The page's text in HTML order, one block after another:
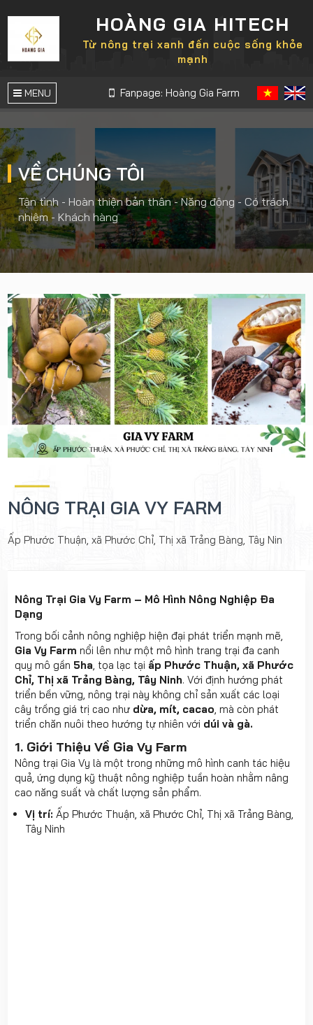
HOÀNG GIA HITECH
Từ nông trại xanh đến cuộc sống khỏe
mạnh
MENU Fanpage: Hoàng Gia Farm
VỀ CHÚNG TÔI
Tận tình - Hoàn thiện bản thân - Năng động - Có trách
nhiệm - Khách hàng
NÔNG TRẠI GIA VY FARM
Ấp Phước Thuận, xã Phước Chỉ, Thị xã Trảng Bàng, Tây Nin
Nông Trại Gia Vy Farm – Mô Hình Nông Nghiệp Đa
Dạng
Trong bối cảnh nông nghiệp hiện đại phát triển mạnh mẽ,
Gia Vy Farm nổi lên như một mô hình trang trại đa canh
quy mô gần 5ha, tọa lạc tại ấp Phước Thuận, xã Phước
Chỉ, Thị xã Trảng Bàng, Tây Ninh. Với định hướng phát
triển bền vững, nông trại này không chỉ sản xuất các loại
cây trồng giá trị cao như dừa, mít, cacao, mà còn phát
triển chăn nuôi theo hướng tự nhiên với dúi và gà.
1. Giới Thiệu Về Gia Vy Farm
Nông trại Gia Vy là một trong những mô hình canh tác hiệu
quả, ứng dụng kỹ thuật nông nghiệp tuần hoàn nhằm nâng
cao năng suất và chất lượng sản phẩm.
Vị trí: Ấp Phước Thuận, xã Phước Chỉ, Thị xã Trảng Bàng,
Tây Ninh